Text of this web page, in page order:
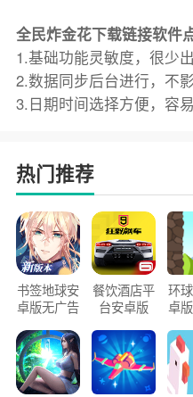
全民炸金花下载链接软件
1.基础功能灵敏度，很少
2.数据同步后台进行，不
3.日期时间选择方便，容
热门推荐
书签地球安
卓版无广告
餐饮酒店平
台安卓版
环
卓